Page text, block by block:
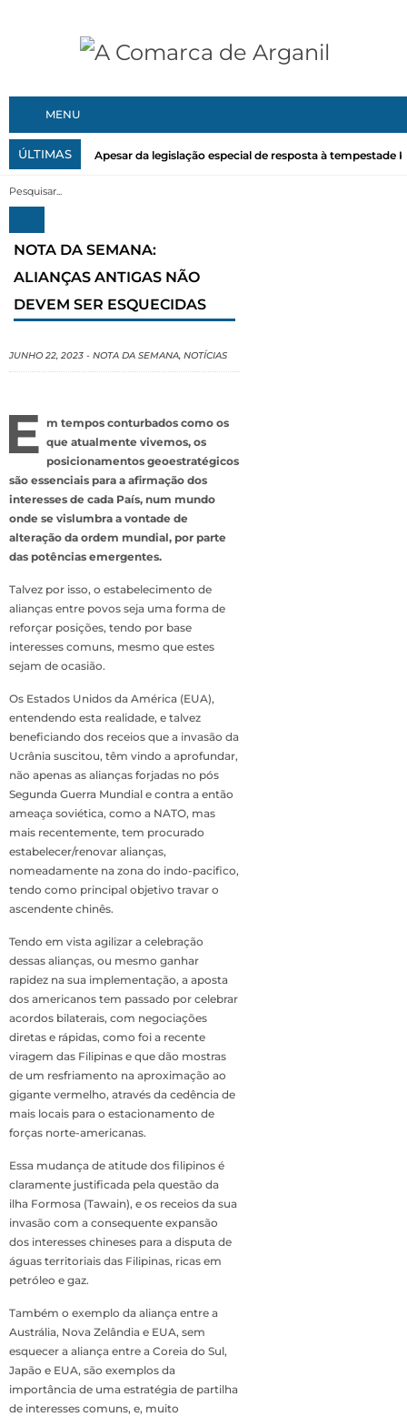
MENU
ÚLTIMAS Apesar da legislação especial de resposta à tempestade
NOTA DA SEMANA:
ALIANÇAS ANTIGAS NÃO
DEVEM SER ESQUECIDAS
JUNHO 22, 2023 - NOTA DA SEMANA, NOTÍCIAS
E m tempos conturbados como os
que atualmente vivemos, os
posicionamentos geoestratégicos
são essenciais para a afirmação dos
interesses de cada País, num mundo
onde se vislumbra a vontade de
alteração da ordem mundial, por parte
das potências emergentes.
Talvez por isso, o estabelecimento de
alianças entre povos seja uma forma de
reforçar posições, tendo por base
interesses comuns, mesmo que estes
sejam de ocasião.
Os Estados Unidos da América (EUA),
entendendo esta realidade, e talvez
beneficiando dos receios que a invasão da
Ucrânia suscitou, têm vindo a aprofundar,
não apenas as alianças forjadas no pós
Segunda Guerra Mundial e contra a então
ameaça soviética, como a NATO, mas
mais recentemente, tem procurado
estabelecer/renovar alianças,
nomeadamente na zona do indo-pacifico,
tendo como principal objetivo travar o
ascendente chinês.
Tendo em vista agilizar a celebração
dessas alianças, ou mesmo ganhar
rapidez na sua implementação, a aposta
dos americanos tem passado por celebrar
acordos bilaterais, com negociações
diretas e rápidas, como foi a recente
viragem das Filipinas e que dão mostras
de um resfriamento na aproximação ao
gigante vermelho, através da cedência de
mais locais para o estacionamento de
forças norte-americanas.
Essa mudança de atitude dos filipinos é
claramente justificada pela questão da
ilha Formosa (Tawain), e os receios da sua
invasão com a consequente expansão
dos interesses chineses para a disputa de
águas territoriais das Filipinas, ricas em
petróleo e gaz.
Também o exemplo da aliança entre a
Austrália, Nova Zelândia e EUA, sem
esquecer a aliança entre a Coreia do Sul,
Japão e EUA, são exemplos da
importância de uma estratégia de partilha
de interesses comuns, e, muito